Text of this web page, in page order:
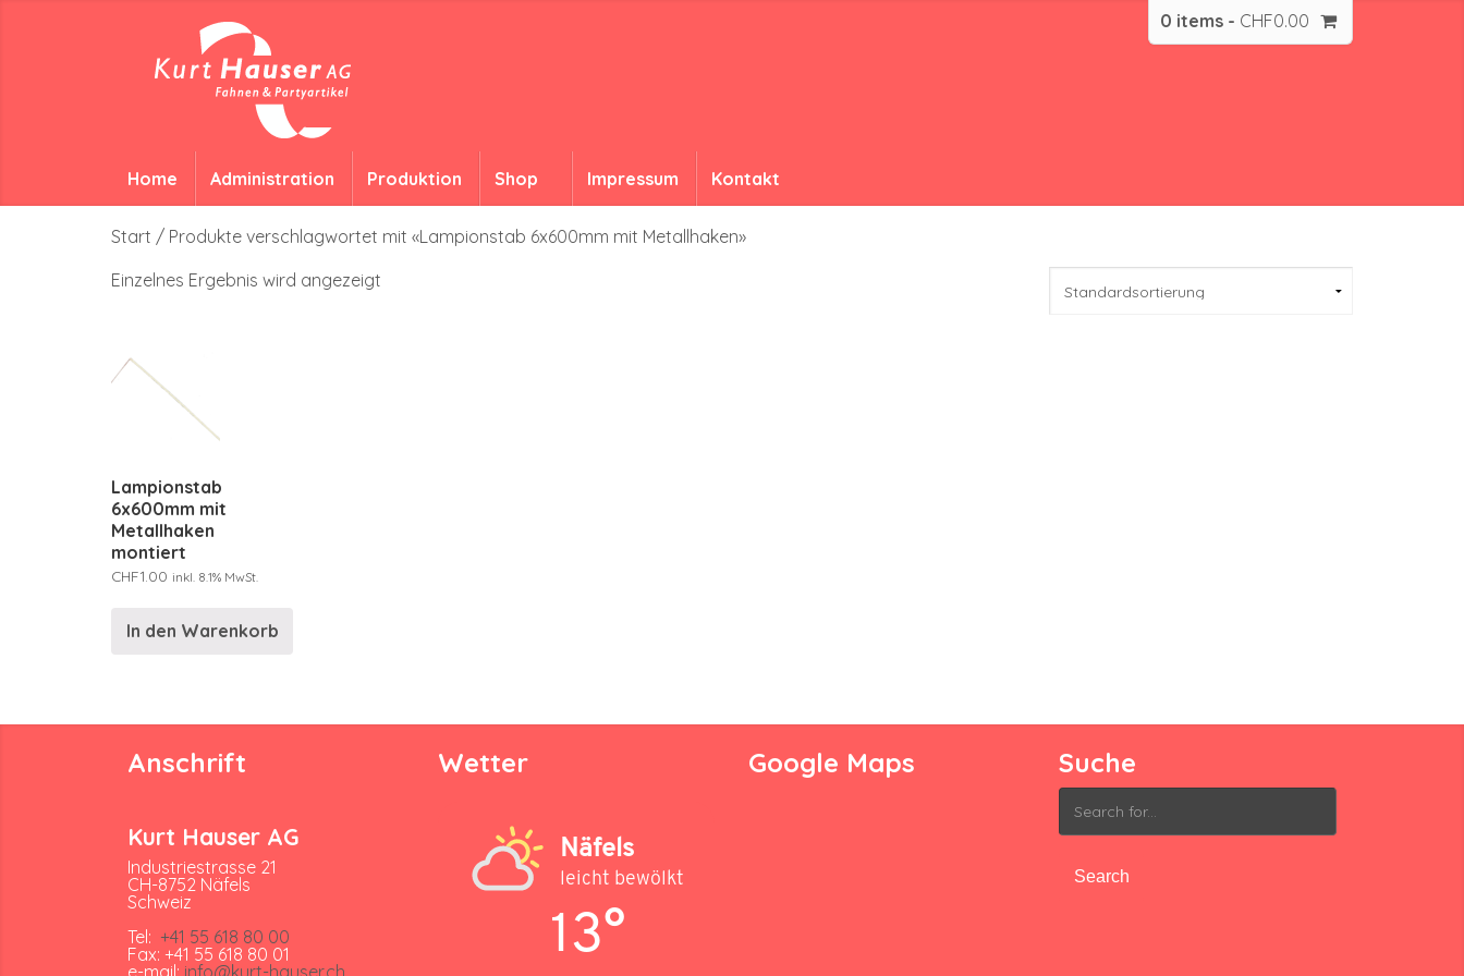
0 items - CHF0.00
Home Administration Produktion Shop Impressum Kontakt
Start / Produkte verschlagwortet mit «Lampionstab 6x600mm mit Metallhaken»
Einzelnes Ergebnis wird angezeigt
Lampionstab
6x600mm mit
Metallhaken
montiert
CHF1.00 inkl. 8.1% MwSt.
In den Warenkorb
Anschrift
Kurt Hauser AG
Industriestrasse 21
CH-8752 Näfels
Schweiz
Tel: +41 55 618 80 00
Fax: +41 55 618 80 01
Wetter
Näfels
leicht bewölkt
13°
Google Maps Suche
Search
for: